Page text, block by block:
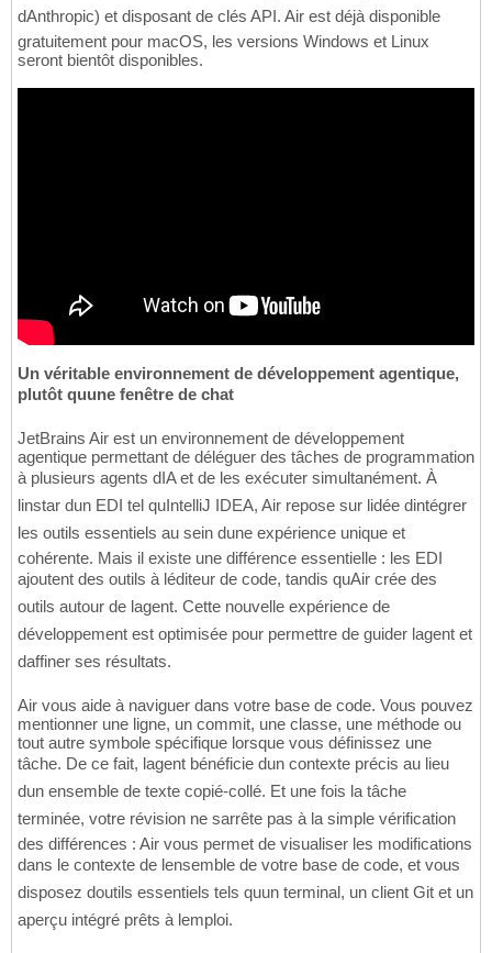
dAnthropic) et disposant de clés API. Air est déjà disponible
gratuitement pour macOS, les versions Windows et Linux
seront bientôt disponibles.
Un véritable environnement de développement agentique,
plutôt quune fenêtre de chat
JetBrains Air est un environnement de développement
agentique permettant de déléguer des tâches de programmation
à plusieurs agents dIA et de les exécuter simultanément. À
linstar dun EDI tel quIntelliJ IDEA, Air repose sur lidée dintégrer
les outils essentiels au sein dune expérience unique et
cohérente. Mais il existe une différence essentielle : les EDI
ajoutent des outils à léditeur de code, tandis quAir crée des
outils autour de lagent. Cette nouvelle expérience de
développement est optimisée pour permettre de guider lagent et
daffiner ses résultats.
Air vous aide à naviguer dans votre base de code. Vous pouvez
mentionner une ligne, un commit, une classe, une méthode ou
tout autre symbole spécifique lorsque vous définissez une
tâche. De ce fait, lagent bénéficie dun contexte précis au lieu
dun ensemble de texte copié-collé. Et une fois la tâche
terminée, votre révision ne sarrête pas à la simple vérification
des différences : Air vous permet de visualiser les modifications
dans le contexte de lensemble de votre base de code, et vous
disposez doutils essentiels tels quun terminal, un client Git et un
aperçu intégré prêts à lemploi.